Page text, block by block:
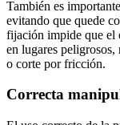
También es
evitando que quede
fijación impide que el
en lugares peligrosos,
o corte por fricción.
Correcta